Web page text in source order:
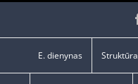
E. dienynas